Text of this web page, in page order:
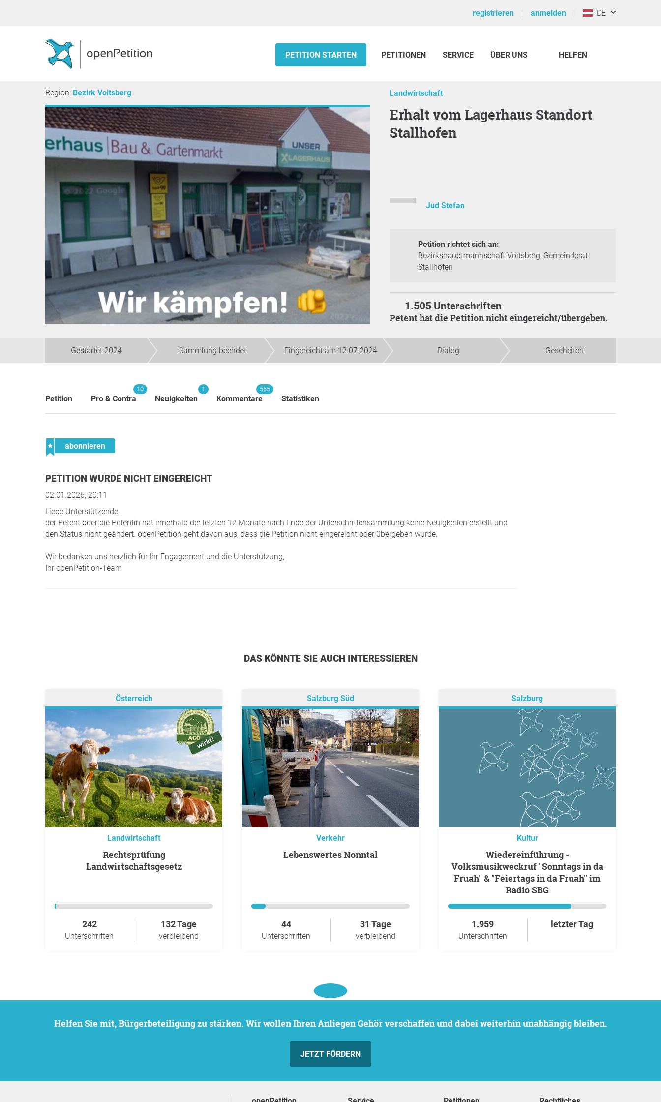
registrieren anmelden DE
PETITION STARTEN PETITIONEN SERVICE ÜBER UNS HELFEN
Region: Bezirk Voitsberg Landwirtschaft
Erhalt vom Lagerhaus Standort
Stallhofen
Jud Stefan
Petition richtet sich an:
Bezirkshauptmannschaft Voitsberg, Gemeinderat
Stallhofen
1.505 Unterschriften
Petent hat die Petition nicht eingereicht/übergeben.
Gestartet 2024 Sammlung beendet Eingereicht am 12.07.2024 Dialog Gescheitert
Petition Pro & Contra
10
Neuigkeiten
1
Kommentare
565
Statistiken
abonnieren
PETITION WURDE NICHT EINGEREICHT
02.01.2026, 20:11
Liebe Unterstützende,
der Petent oder die Petentin hat innerhalb der letzten 12 Monate nach Ende der Unterschriftensammlung keine Neuigkeiten erstellt und
den Status nicht geändert. openPetition geht davon aus, dass die Petition nicht eingereicht oder übergeben wurde.
Wir bedanken uns herzlich für Ihr Engagement und die Unterstützung,
Ihr openPetition-Team
DAS KÖNNTE SIE AUCH INTERESSIEREN
Österreich
Landwirtschaft
Rechtsprüfung
Landwirtschaftsgesetz
242
Unterschriften
132 Tage
verbleibend
Salzburg Süd
Verkehr
Lebenswertes Nonntal
44
Unterschriften
31 Tage
verbleibend
Salzburg
Kultur
Wiedereinführung -
Volksmusikweckruf "Sonntags in da
Fruah" & "Feiertags in da Fruah" im
Radio SBG
1.959
Unterschriften
letzter Tag
Helfen Sie mit, Bürgerbeteiligung zu stärken. Wir wollen Ihren Anliegen Gehör verschaffen und dabei weiterhin unabhängig bleiben.
JETZT FÖRDERN